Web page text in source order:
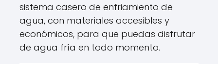
sistema casero de enfriamiento de
agua, con materiales accesibles y
económicos, para que puedas disfrutar
de agua fría en todo momento.